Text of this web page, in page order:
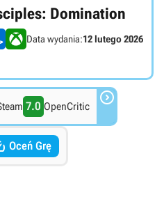
Domination
Data wydania:12 lutego 2026
7.0 OpenCritic 
Oceń Grę